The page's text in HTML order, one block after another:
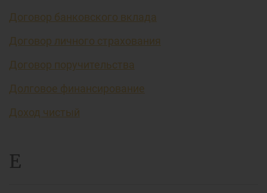
Договор банковского вклада
Договор личного страхования
Договор поручительства
Долговое финансирование
Доход чистый
Е